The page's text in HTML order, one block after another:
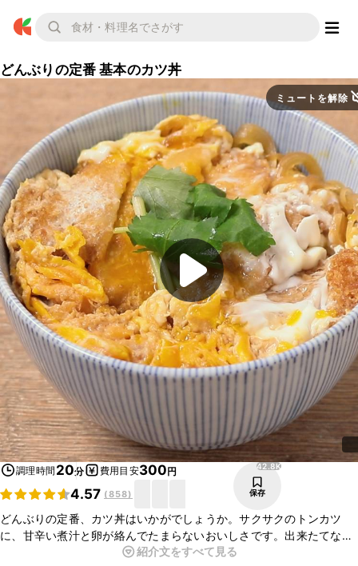
どんぶりの定番 基本のカツ丼
ミュートを解除
調理時間 20分 費用目安300円
4.57 (858)
42.8K
保存
どんぶりの定番、カツ丼はいかがでしょうか。サクサクのトンカツ
に、甘辛い煮汁と卵が絡んでたまらないおいしさです。出来たてなら
ではのおいしさが味わえるので、ぜひ作ってみてくださいね。
紹介文をすべて見る